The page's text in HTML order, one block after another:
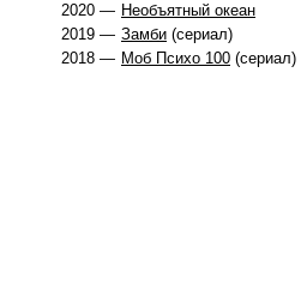
2020 — Необъятный океан
2019 — Замби (сериал)
2018 — Моб Психо 100 (сериал)